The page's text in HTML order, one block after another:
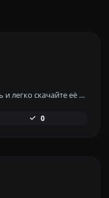
Создайте свою собственную подпись и легко скачайте её с помощью нашего инструмента для генерации персонализированных электронных подписей.
0